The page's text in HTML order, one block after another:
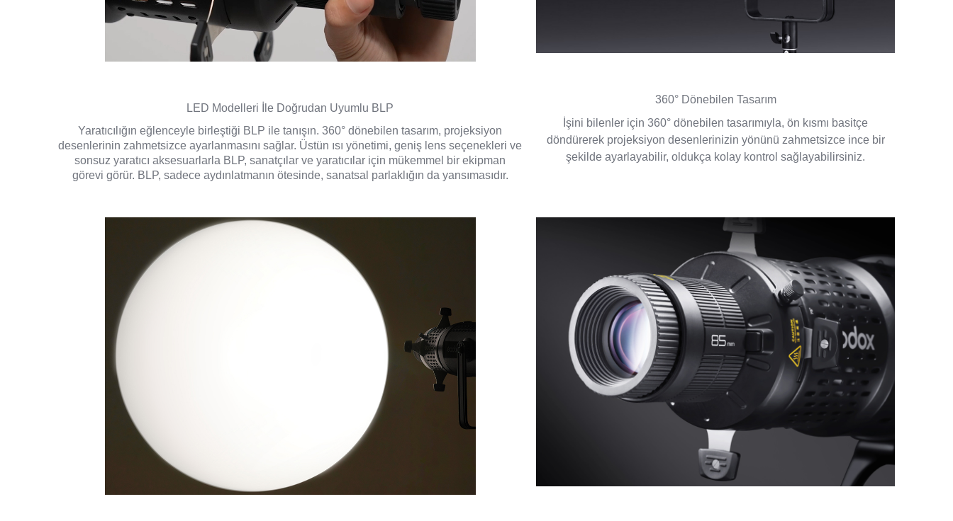
LED Modelleri İle Doğrudan Uyumlu BLP
Yaratıcılığın eğlenceyle birleştiği BLP ile tanışın. 360° dönebilen tasarım, projeksiyon
desenlerinin zahmetsizce ayarlanmasını sağlar. Üstün ısı yönetimi, geniş lens seçenekleri ve
sonsuz yaratıcı aksesuarlarla BLP, sanatçılar ve yaratıcılar için mükemmel bir ekipman
görevi görür. BLP, sadece aydınlatmanın ötesinde, sanatsal parlaklığın da yansımasıdır.
360° Dönebilen Tasarım
İşini bilenler için 360° dönebilen tasarımıyla, ön kısmı basitçe
döndürerek projeksiyon desenlerinizin yönünü zahmetsizce ince bir
şekilde ayarlayabilir, oldukça kolay kontrol sağlayabilirsiniz.